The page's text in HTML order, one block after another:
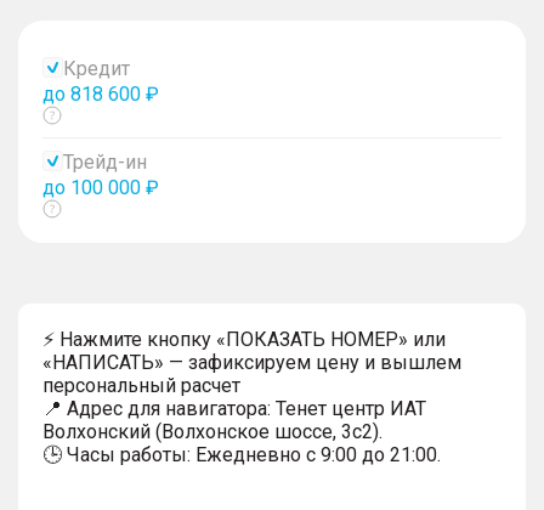
Кредит
до 818 600 ₽
Показать
Трейд-ин
до 100 000 ₽
Показать
⚡ Нажмите кнопку «ПОКАЗАТЬ НОМЕР» или
«НАПИСАТЬ» — зафиксируем цену и вышлем
персональный расчет
📍 Адрес для навигатора: Тенет центр ИАТ
Волхонский (Волхонское шоссе, 3с2).
🕒 Часы работы: Ежедневно с 9:00 до 21:00.